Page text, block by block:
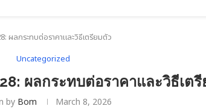
ผลกระทบต่อราคาและวิธีเตรียมตัว
Uncategorized
ผลกระทบต่อราคาและวิธีเต
by Bom March 8, 2026